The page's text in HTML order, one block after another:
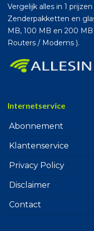
Vergelijk alles in 1
Zenderpakketten en
MB, 100 MB en 200
Routers / Modems ).
Internetservice
Abonnement
Klantenservice
Privacy Policy
Disclaimer
Contact